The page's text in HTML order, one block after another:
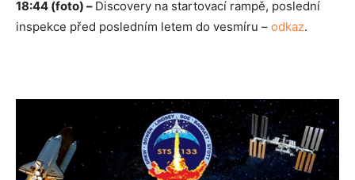
18:44 (foto) – Discovery na startovací rampě, poslední
inspekce před posledním letem do vesmíru – odkaz.